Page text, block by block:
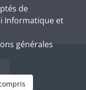
de
Informatique et
générales